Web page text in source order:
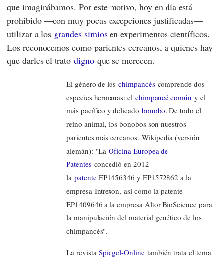
que imaginábamos. Por este motivo, hoy en día está
prohibido —con muy pocas excepciones justificadas—
utilizar a los grandes simiosen experimentos científicos.
Los reconocemos como parientes cercanos, a quienes hay
que darles el trato dignoque se merecen.
El género de loschimpancéscomprende dos
especies hermanas: el chimpancé común y el
más pacífico y delicado bonobo. De todo el
reino animal, los bonobos son nuestros
parientes más cercanos. Wikipedia (versión
alemán): "LaOficina Europea de
Patentesconcedió en 2012
la patenteEP1456346 y EP1572862 a la
empresa Intrexon, así como la patente
EP1409646 a la empresa Altor BioScience para
la manipulación del material genético de los
chimpancés".
La revistaSpiegel-Onlinetambién trata el tema